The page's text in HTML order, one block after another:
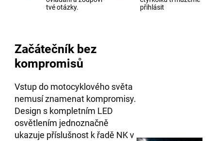
tvé otázky.
přihlásit
Začátečník bez
kompromisů
Vstup do motocyklového světa
nemusí znamenat kompromisy.
Design s kompletním LED
osvětlením jednoznačně
ukazuje příslušnost k řadě NK v